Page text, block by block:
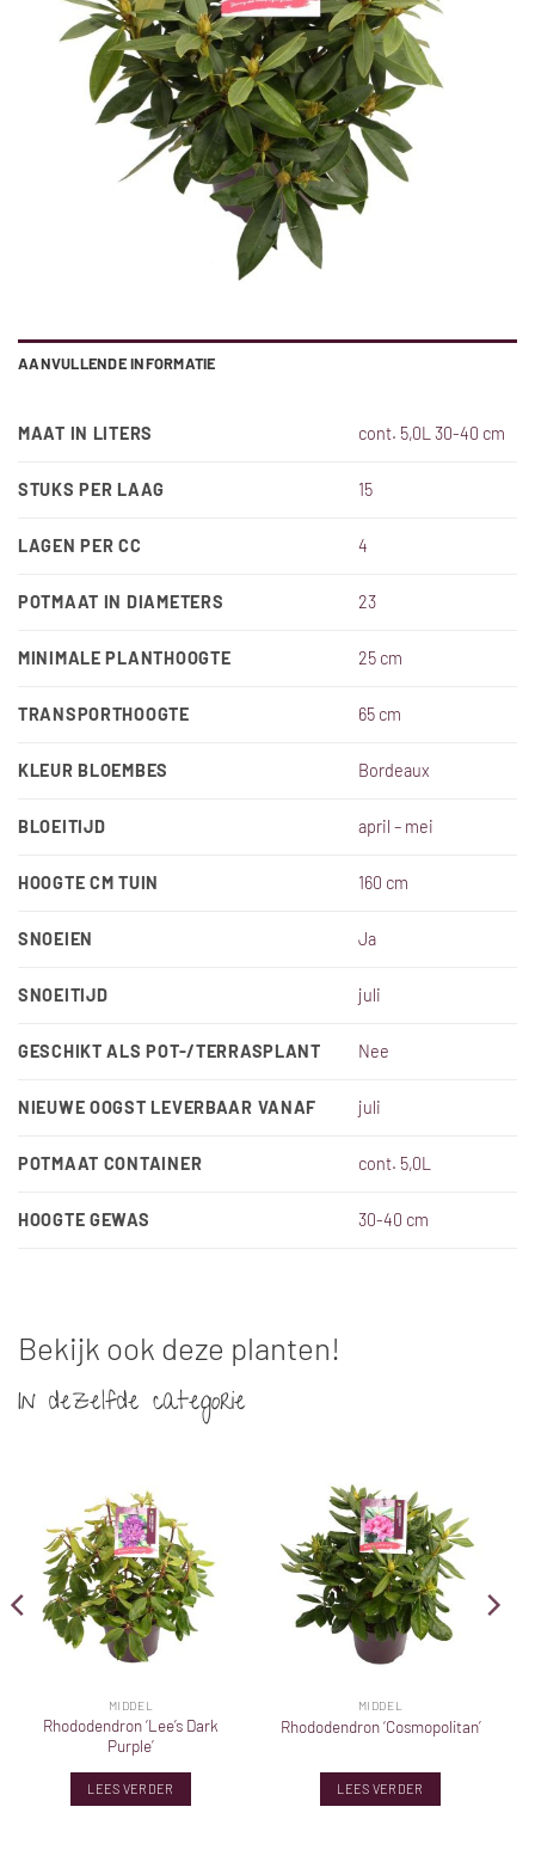
AANVULLENDE INFORMATIE
MAAT IN LITERS cont. 5,0L 30-40 cm
STUKS PER LAAG 15
LAGEN PER CC 4
POTMAAT IN DIAMETERS 23
MINIMALE PLANTHOOGTE 25 cm
TRANSPORTHOOGTE 65 cm
KLEUR BLOEMBES Bordeaux
BLOEITIJD april – mei
HOOGTE CM TUIN 160 cm
SNOEIEN Ja
SNOEITIJD juli
GESCHIKT ALS POT-/TERRASPLANT Nee
NIEUWE OOGST LEVERBAAR VANAF juli
POTMAAT CONTAINER cont. 5,0L
HOOGTE GEWAS 30-40 cm
Bekijk ook deze planten!
In dezelfde categorie
MIDDEL
Rhododendron ‘Lee’s Dark
Purple’
LEES VERDER
MIDDEL
Rhododendron ‘Cosmopolitan’
LEES VERDER